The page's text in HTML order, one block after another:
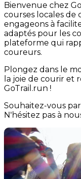
Bienvenue chez
courses locales de
engageons à
adaptés pour les
plateforme qui
coureurs.
Plongez dans le
la joie de courir et
GoTrail.run !
Souhaitez-vous
N'hésitez pas à